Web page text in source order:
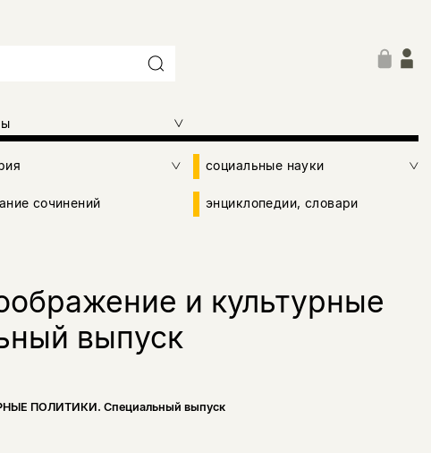
социальные науки
сочинений энциклопедии, словари
и культурные
выпуск
ПОЛИТИКИ. Специальный выпуск